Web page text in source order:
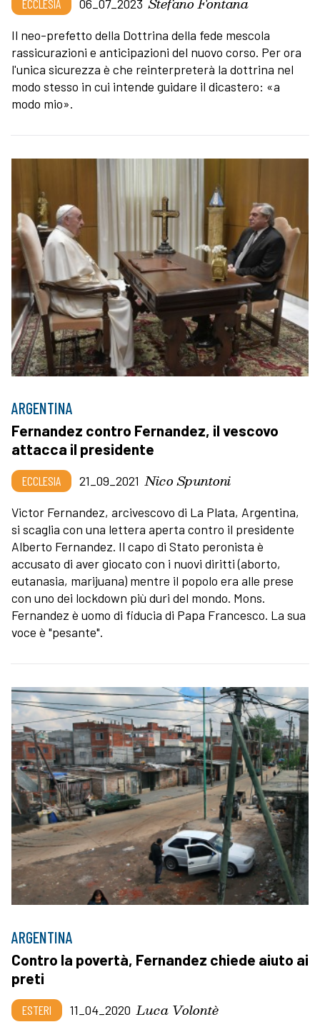
ECCLESIA 06_07_2023
Il neo-prefetto della Dottrina della fede mescola
rassicurazioni e anticipazioni del nuovo corso. Per ora
l'unica sicurezza è che reinterpreterà la dottrina nel
modo stesso in cui intende guidare il dicastero: «a
modo mio».
ARGENTINA
Fernandez contro Fernandez, il vescovo
attacca il presidente
ECCLESIA 21_09_2021 Nico Spuntoni
Victor Fernandez, arcivescovo di La Plata, Argentina,
si scaglia con una lettera aperta contro il presidente
Alberto Fernandez. Il capo di Stato peronista è
accusato di aver giocato con i nuovi diritti (aborto,
eutanasia, marijuana) mentre il popolo era alle prese
con uno dei lockdown più duri del mondo. Mons.
Fernandez è uomo di fiducia di Papa Francesco. La sua
voce è "pesante".
ARGENTINA
Contro la povertà, Fernandez chiede aiuto ai
preti
ESTERI 11_04_2020 Luca Volontè